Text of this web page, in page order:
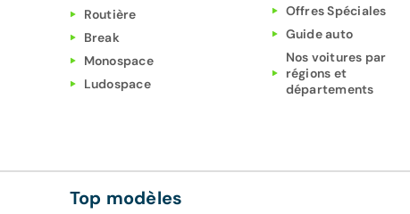
Routière
Break
Monospace
Ludospace
Offres Spéciales
Guide auto
Nos voitures par
régions et
départements
Top modèles